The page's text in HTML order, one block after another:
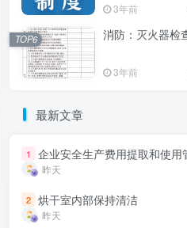
3年前
消防：灭火器检
3年前
TOP6
最新文章
1 企业安全生产费用提取和使用
昨天
2 烘干室内部保持清洁
昨天
3年前
消防：灭火器检
3年前
TOP6
最新文章
1 企业安全生产费用提取和使用
昨天
2 烘干室内部保持清洁
昨天